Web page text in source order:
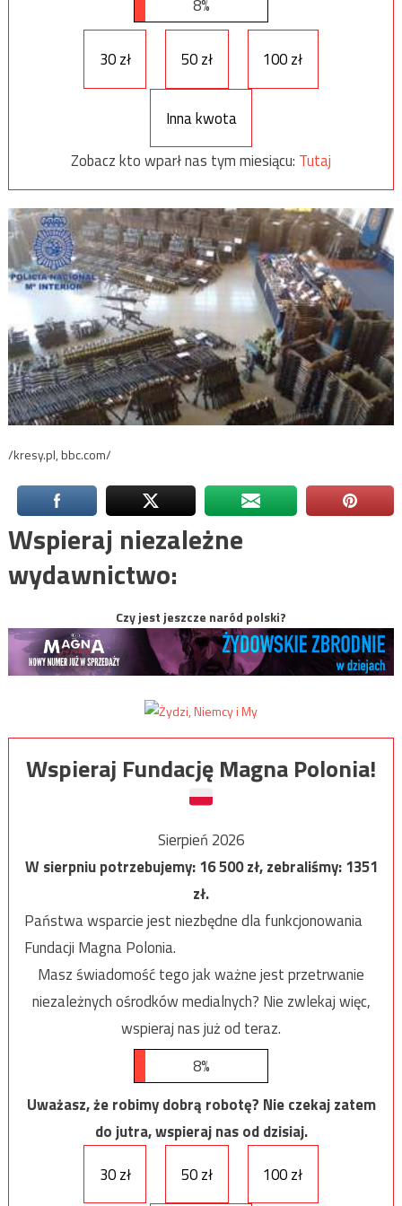
8%
30 zł 50 zł 100 zł
Inna kwota
Zobacz kto wparł nas tym miesiącu: Tutaj
/kresy.pl, bbc.com/
Wspieraj niezależne
wydawnictwo:
Czy jest jeszcze naród polski?
Wspieraj Fundację Magna Polonia!
Sierpień 2026
W sierpniu potrzebujemy:16 500zł, zebraliśmy:1351
zł.
Państwa wsparcie jest niezbędne dla funkcjonowania
Fundacji Magna Polonia.
Masz świadomość tego jak ważne jest przetrwanie
niezależnych ośrodków medialnych? Nie zwlekaj więc,
wspieraj nas już od teraz.
8%
Uważasz, że robimy dobrą robotę? Nie czekaj zatem
do jutra, wspieraj nas od dzisiaj.
30 zł
50 zł 100 zł